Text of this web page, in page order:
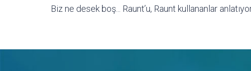
Biz ne desek boş... Raunt’u, Raunt kullananlar